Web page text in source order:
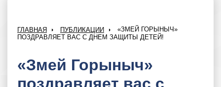
ГЛАВНАЯ ПУБЛИКАЦИИ
«ЗМЕЙ ГОРЫНЫЧ»
ПОЗДРАВЛЯЕТ ВАС С ДНЕМ ЗАЩИТЫ ДЕТЕЙ!
«Змей Горыныч»